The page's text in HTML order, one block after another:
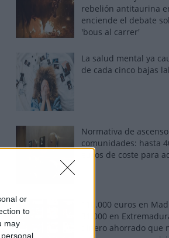
or
to
may
rebelión antitaurina
enciende el debate
'bous al carrer'
La salud mental ya
de cada cinco bajas
Normativa de
comunidades: hasta
euros de coste para
110.000 euros en
31.000 en
dinero ahorrado que